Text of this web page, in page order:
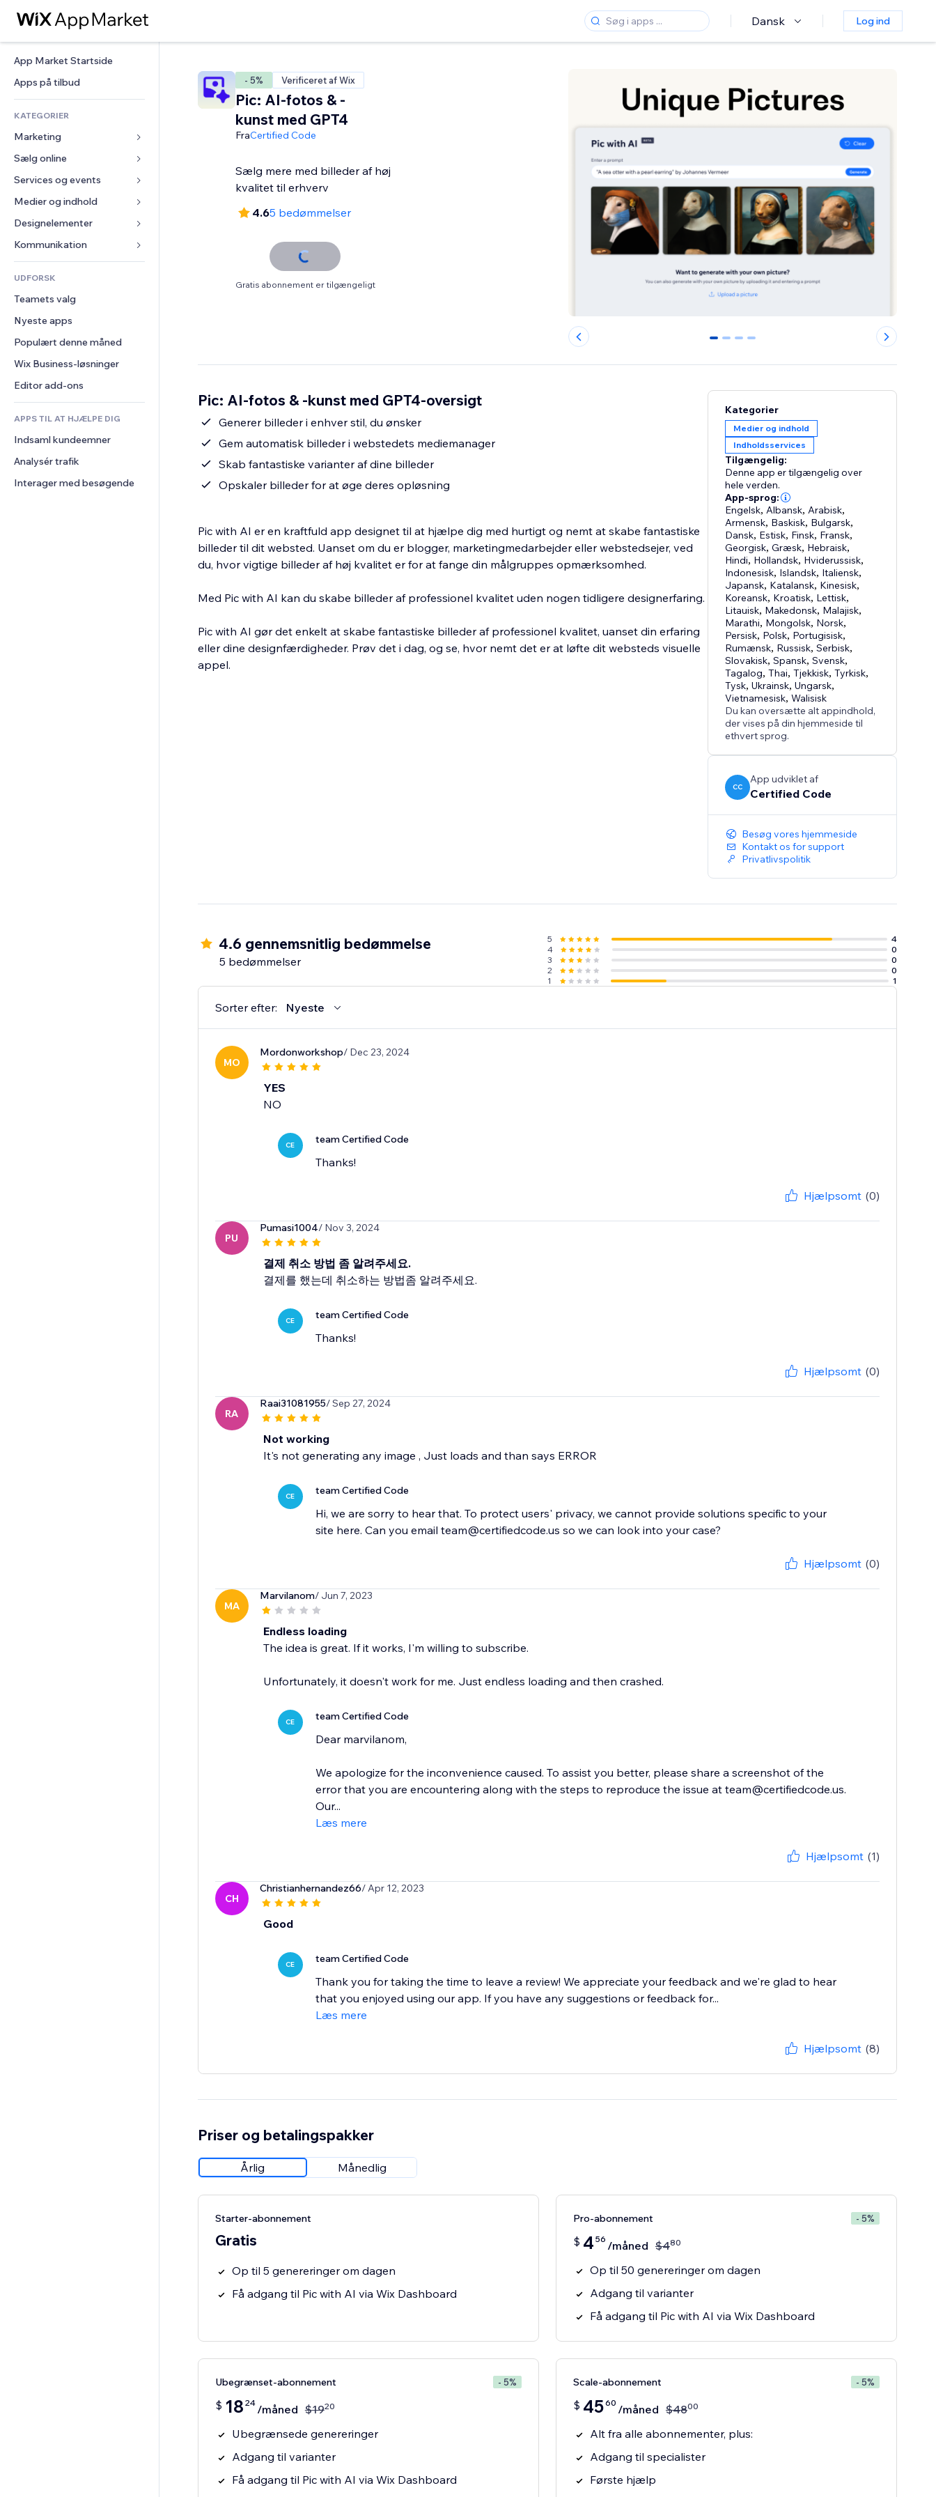
Dansk Log ind
App Market Startside
Apps på tilbud
KATEGORIER
Marketing
Annoncer
Mobil
Statistikker
Hjemmesideregister
E-mail
Sælg online
Apps til Webshops
Forsendelse og levering
Sælg-knapper
Bogføring
Kuponer og loyalitet
Lagerløsninger
Services og events
Hoteller
Events
Restauranter
Ejendomshandel
Bookinger
Medier og indhold
Galleri
Musik
Podcasts
Fotografi
Video
PDF
Fildeling
Nyheder
Designelementer
Kort og Navigation
Privatliv & Sikkerhed
Ur
Sideskabeloner
Billedeffekter
Knapper og menuer
Bannere og badges
Lommeregnere
Søg
Vejr
Diagrammer og tabeller
Formularer
Meningsmålinger
Chat
Kommentarer
Telefon
Fællesskab
Anmeldelser og anbefalinger
CRM
UDFORSK
Teamets valg
Nyeste apps
Populært denne måned
Wix Business-løsninger
Editor add-ons
APPS TIL AT HJÆLPE DIG
Indsaml kundeemner
Analysér trafik
Interager med besøgende
- 5% Verificeret af Wix
Pic: AI-fotos & -
kunst med GPT4
FraCertified Code
Sælg mere med billeder af høj
kvalitet til erhverv
4.65 bedømmelser
Gratis abonnement er tilgængeligt
0 1 2 3
Pic: AI-fotos & -kunst med GPT4-oversigt
Generer billeder i enhver stil, du ønsker
Gem automatisk billeder i webstedets mediemanager
Skab fantastiske varianter af dine billeder
Opskaler billeder for at øge deres opløsning
Pic with AI er en kraftfuld app designet til at hjælpe dig med hurtigt og nemt at skabe fantastiske
billeder til dit websted. Uanset om du er blogger, marketingmedarbejder eller webstedsejer, ved
du, hvor vigtige billeder af høj kvalitet er for at fange din målgruppes opmærksomhed.
Med Pic with AI kan du skabe billeder af professionel kvalitet uden nogen tidligere designerfaring.
Pic with AI gør det enkelt at skabe fantastiske billeder af professionel kvalitet, uanset din erfaring
eller dine designfærdigheder. Prøv det i dag, og se, hvor nemt det er at løfte dit websteds visuelle
appel.
Kategorier
Medier og indhold
Indholdsservices
Tilgængelig:
Denne app er tilgængelig over
hele verden.
App-sprog:
Engelsk, Albansk, Arabisk,
Armensk, Baskisk, Bulgarsk,
Dansk, Estisk, Finsk, Fransk,
Georgisk,Græsk, Hebraisk,
Hindi, Hollandsk, Hviderussisk,
Indonesisk, Islandsk, Italiensk,
Japansk, Katalansk, Kinesisk,
Koreansk, Kroatisk, Lettisk,
Litauisk, Makedonsk, Malajisk,
Marathi, Mongolsk, Norsk,
Persisk, Polsk, Portugisisk,
Rumænsk, Russisk,Serbisk,
Slovakisk,Spansk,Svensk,
Tagalog,Thai,Tjekkisk,Tyrkisk,
Tysk,Ukrainsk,Ungarsk,
Vietnamesisk,Walisisk
Du kan oversætte alt appindhold,
der vises på din hjemmeside til
ethvert sprog.
CC
App udviklet af
Certified Code
Besøg vores hjemmeside
Kontakt os for support
Privatlivspolitik
4.6 gennemsnitlig bedømmelse
5 bedømmelser
5
4
4
0
3
0
2
0
1
1
Sorter efter: Nyeste
MO
Mordonworkshop/ Dec 23, 2024
YES
NO
CE team Certified Code
Thanks!
Hjælpsomt (0)
PU
Pumasi1004/ Nov 3, 2024
결제 취소 방법 좀 알려주세요.
결제를 했는데 취소하는 방법좀 알려주세요.
CE team Certified Code
Thanks!
Hjælpsomt (0)
RA
Raai31081955/ Sep 27, 2024
Not working
It's not generating any image , Just loads and than says ERROR
CE team Certified Code
Hi, we are sorry to hear that. To protect users' privacy, we cannot provide solutions specific to your
site here. Can you email team@certifiedcode.us so we can look into your case?
Hjælpsomt (0)
MA
Marvilanom/ Jun 7, 2023
Endless loading
The idea is great. If it works, I'm willing to subscribe.
Unfortunately, it doesn't work for me. Just endless loading and then crashed.
CE team Certified Code
Dear marvilanom,
We apologize for the inconvenience caused. To assist you better, please share a screenshot of the
error that you are encountering along with the steps to reproduce the issue at team@certifiedcode.us.
Our...
Læs mere
Hjælpsomt (1)
CH
Christianhernandez66/ Apr 12, 2023
Good
CE team Certified Code
Thank you for taking the time to leave a review! We appreciate your feedback and we're glad to hear
that you enjoyed using our app. If you have any suggestions or feedback for...
Læs mere
Hjælpsomt (8)
Priser og betalingspakker
Årlig Månedlig
Starter-abonnement
Gratis
Op til 5 genereringer om dagen
Få adgang til Pic with AI via Wix Dashboard
Pro-abonnement - 5%
$ 4 56 /måned $480
Op til 50 genereringer om dagen
Adgang til varianter
Få adgang til Pic with AI via Wix Dashboard
Ubegrænset-abonnement - 5%
$ 18 24 /måned $1920
Ubegrænsede genereringer
Adgang til varianter
Få adgang til Pic with AI via Wix Dashboard
Scale-abonnement - 5%
$ 4560 /måned $4800
Alt fra alle abonnementer, plus:
Adgang til specialister
Første hjælp